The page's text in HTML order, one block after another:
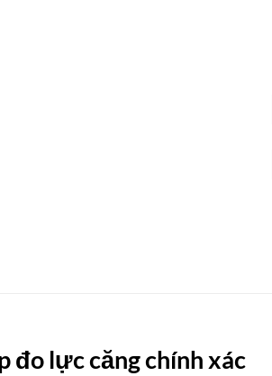
đo lực căng chínhxác